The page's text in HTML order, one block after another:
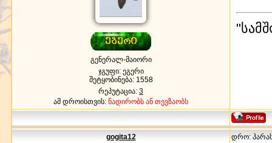
გენერალ-მაიორი
ჯგუფი: ეგერი
შეტყობინება: 1558
რეპუტაცია: 3
ამ დროისთვის: ნადირობს ან თევზაობს
gogita12 დრო: